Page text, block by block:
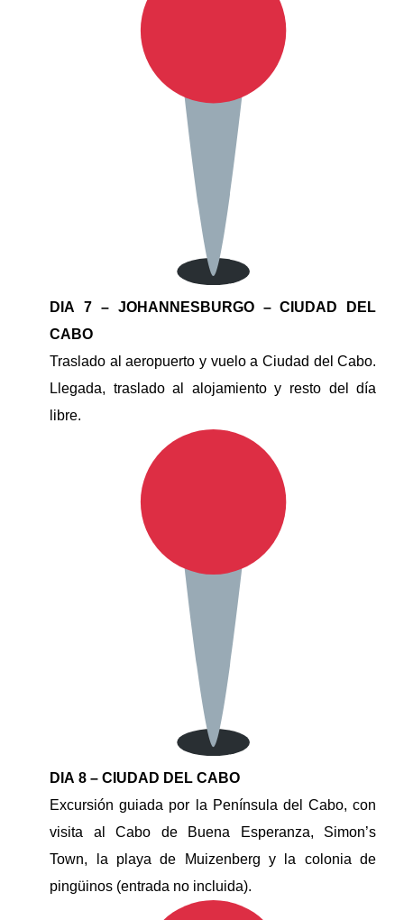
DIA 7 – JOHANNESBURGO – CIUDAD DEL
CABO
Traslado al aeropuerto y vuelo a Ciudad del Cabo.
Llegada, traslado al alojamiento y resto del día
libre.
DIA 8 – CIUDAD DEL CABO
Excursión guiada por la Península del Cabo, con
visita al Cabo de Buena Esperanza, Simon’s
Town, la playa de Muizenberg y la colonia de
pingüinos (entrada no incluida).